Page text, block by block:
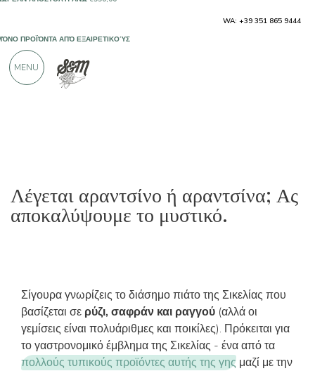
Λέγεται αραντσίνο ή αραντσίνα; Ας
αποκαλύψουμε το μυστικό.
Σίγουρα γνωρίζεις το διάσημο πιάτο της Σικελίας που
βασίζεται σε ρύζι, σαφράν και ραγγού (αλλά οι
γεμίσεις είναι πολυάριθμες και ποικίλες). Πρόκειται για
το γαστρονομικό έμβλημα της Σικελίας - ένα από τα
πολλούς τυπικούς προϊόντες αυτής της γης μαζί με την
ΑΠΌ 900 ΘΕΤΙΚΈΣ ΚΡΙΤΙΚΈΣ
WA: +39 351 865 9444
MENU